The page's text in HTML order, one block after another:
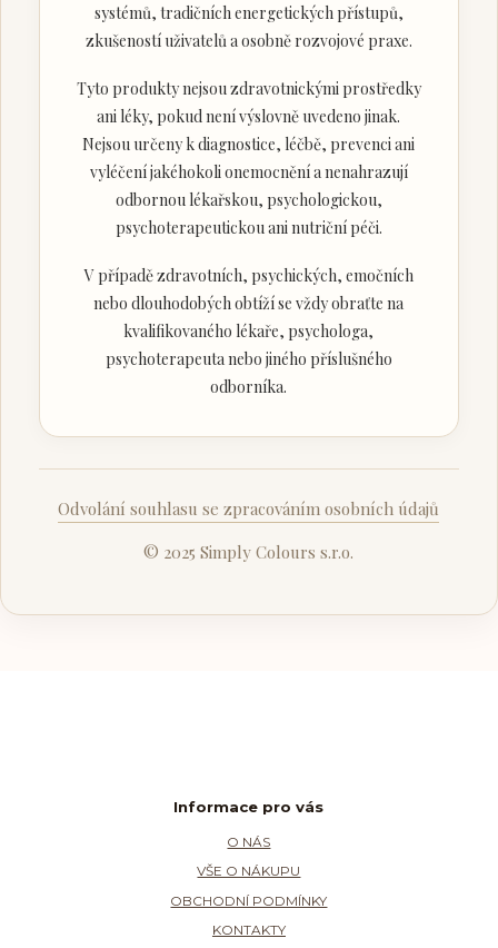
systémů, tradičních energetických přístupů,
zkušeností uživatelů a osobně rozvojové praxe.
Tyto produkty nejsou zdravotnickými prostředky
ani léky, pokud není výslovně uvedeno jinak.
Nejsou určeny k diagnostice, léčbě, prevenci ani
vyléčení jakéhokoli onemocnění a nenahrazují
odbornou lékařskou, psychologickou,
psychoterapeutickou ani nutriční péči.
V případě zdravotních, psychických, emočních
nebo dlouhodobých obtíží se vždy obraťte na
kvalifikovaného lékaře, psychologa,
psychoterapeuta nebo jiného příslušného
odborníka.
Odvolání souhlasu se zpracováním osobních údajů
© 2025 Simply Colours s.r.o.
Informace pro vás
O NÁS
VŠE O NÁKUPU
OBCHODNÍ PODMÍNKY
KONTAKTY